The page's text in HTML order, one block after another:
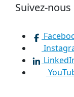
Suivez-nous